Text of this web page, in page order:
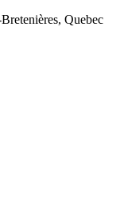
Quebec